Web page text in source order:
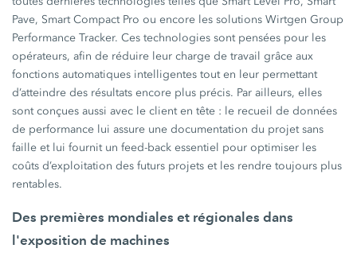
Pave, Smart Compact Pro ou encore les solutions Wirtgen Group
Performance Tracker. Ces technologies sont pensées pour les
opérateurs, afin de réduire leur charge de travail grâce aux
fonctions automatiques intelligentes tout en leur permettant
d’atteindre des résultats encore plus précis. Par ailleurs, elles
sont conçues aussi avec le client en tête : le recueil de données
de performance lui assure une documentation du projet sans
faille et lui fournit un feed-back essentiel pour optimiser les
coûts d’exploitation des futurs projets et les rendre toujours plus
rentables.
Des premières mondiales et régionales dans
l'exposition de machines